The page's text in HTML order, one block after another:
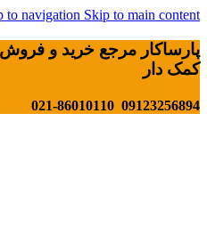
to navigation Skip to main content
پارساکار مرجع خرید و
کمک دار
09123256894 021-86010110